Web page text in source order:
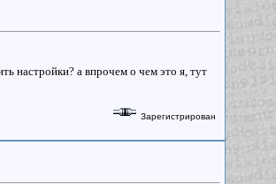
настройки? а впрочем о чем это я, тут
Зарегистрирован